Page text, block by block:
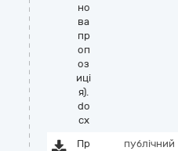
но
ва
пр
оп
оз
иці
я).
do
cx
Пр
публічний